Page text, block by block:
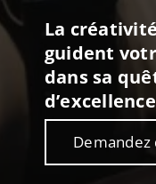
La
guident
dans sa
Demandez